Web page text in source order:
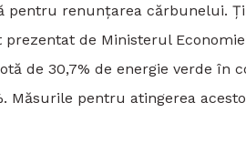
renunțarea cărbunelui.
de Ministerul
de 30,7% de energie verde
Măsurile pentru atingerea